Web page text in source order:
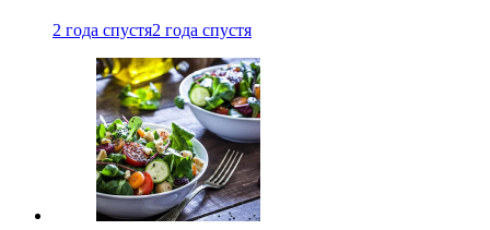
2 года спустя2 года спустя